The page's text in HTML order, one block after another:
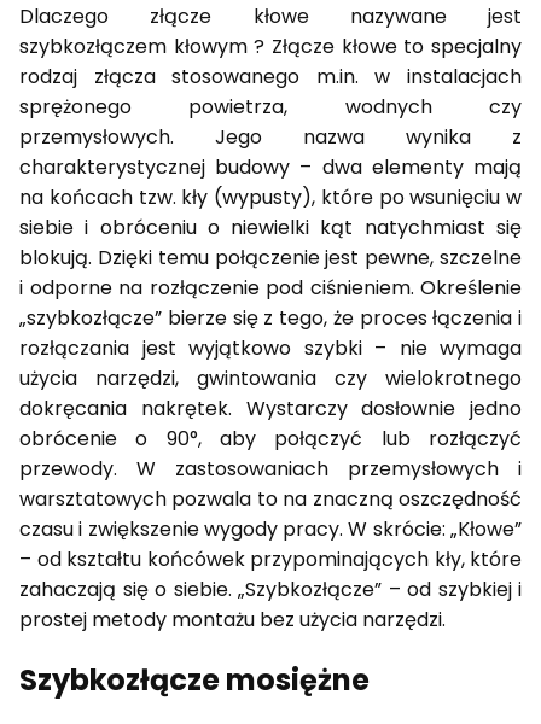
Dlaczego złącze kłowe nazywane jest
szybkozłączem kłowym ? Złącze kłowe to specjalny
rodzaj złącza stosowanego m.in. w instalacjach
sprężonego powietrza, wodnych czy
przemysłowych. Jego nazwa wynika z
charakterystycznej budowy – dwa elementy mają
na końcach tzw. kły (wypusty), które po wsunięciu w
siebie i obróceniu o niewielki kąt natychmiast się
blokują. Dzięki temu połączenie jest pewne, szczelne
i odporne na rozłączenie pod ciśnieniem. Określenie
„szybkozłącze” bierze się z tego, że proces łączenia i
rozłączania jest wyjątkowo szybki – nie wymaga
użycia narzędzi, gwintowania czy wielokrotnego
dokręcania nakrętek. Wystarczy dosłownie jedno
obrócenie o 90°, aby połączyć lub rozłączyć
przewody. W zastosowaniach przemysłowych i
warsztatowych pozwala to na znaczną oszczędność
czasu i zwiększenie wygody pracy. W skrócie: „Kłowe”
– od kształtu końcówek przypominających kły, które
zahaczają się o siebie. „Szybkozłącze” – od szybkiej i
prostej metody montażu bez użycia narzędzi.
Szybkozłącze mosiężne